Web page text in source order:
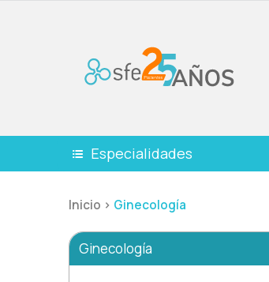
Especialidades
Inicio > Ginecología
Ginecología